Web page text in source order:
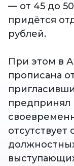
— от 45 до
придётся
рублей.
При этом в
прописана
отсутствует